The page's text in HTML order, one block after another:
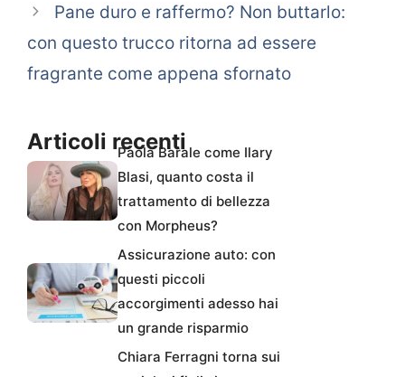
Pane duro e raffermo? Non buttarlo:
con questo trucco ritorna ad essere
fragrante come appena sfornato
Articoli recentiPaola Barale come Ilary
Blasi, quanto costa il
trattamento di bellezza
con Morpheus?
Assicurazione auto: con
questi piccoli
accorgimenti adesso hai
un grande risparmio
Chiara Ferragni torna sui